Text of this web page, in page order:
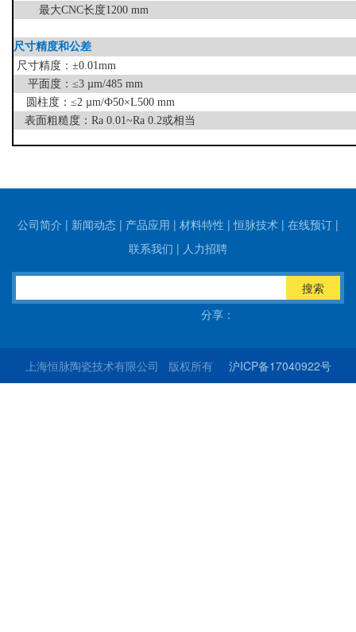
最大CNC长度1200 mm
尺寸精度和公差
尺寸精度：±0.01mm
平面度：≤3 µm/485 mm
圆柱度：≤2 µm/Ф50×L500 mm
表面粗糙度：Ra 0.01~Ra 0.2或相当
公司简介 | 新闻动态 | 产品应用 | 材料特性 |恒脉技术 | 在线预订 |
联系我们 | 人力招聘
搜索
分享：
上海恒脉陶瓷技术有限公司 版权所有 沪ICP备17040922号